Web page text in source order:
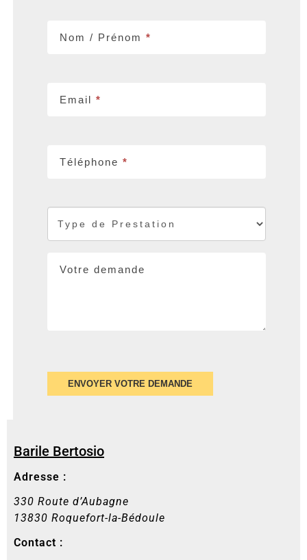
Barile Bertosio
Adresse :
330 Route d’Aubagne
13830 Roquefort-la-Bédoule
Contact :
Nom / Prénom *
Email *
Téléphone *
Votre demande
ENVOYER VOTRE DEMANDE